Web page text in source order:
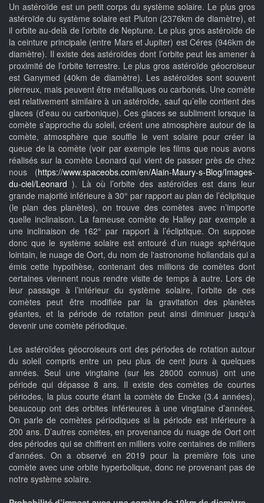
Un astéroïde est un petit corps du système solaire. Le plus gros
astéroïde du système solaire est Pluton (2376km de diamètre), et
il orbite au-delà de l’orbite de Neptune. Le plus gros astéroïde de
la ceinture principale (entre Mars et Jupiter) est Céres (946km de
diamètre). Il existe des astéroïdes dont l’orbite peut les amener à
proximité de l’orbite terrestre. Le plus gros astéroïde géocroiseur
est Ganymed (40km de diamètre). Les astéroïdes sont souvent
pierreux, mais peuvent être métalliques ou carbonés. Une comète
est relativement similaire à un astéroïde, sauf qu’elle contient des
glaces (d’eau ou carbonique). Ces glaces se subliment lorsque la
comète s’approche du soleil, créent une atmosphère autour de la
comète, atmosphère que souffle le vent solaire pour créer la
queue de la comète (voir par exemple les films que nous avons
réalisés sur la comète Leonard qui vient de passer près de chez
nous (https://www.spaceobs.com/en/Alain-Maury-s-Blog/Images-
du-ciel/Leonard ). Là où l’orbite des astéroïdes est dans leur
grande majorité inférieure à 30° par rapport au plan de l’écliptique
(le plan des planètes), on trouve des comètes avec n’importe
quelle inclinaison. La fameuse comète de Halley par exemple a
une inclinaison de 162° par rapport à l’écliptique. On suppose
donc que le système solaire est entouré d’un nuage sphérique
lointain, le nuage de Oort, du nom de l'astronome hollandais qui a
émis cette hypothèse, contenant des millions de comètes dont
certaines viennent nous rendre visite de temps à autre. Lors de
leur passage à l’intérieur du système solaire, l’orbite de ces
comètes peut être modifiée par la gravitation des planètes
géantes, et la période de rotation peut ainsi diminuer jusqu'à
devenir une comète périodique.
Les astéroïdes géocroiseurs ont des périodes de rotation autour
du soleil compris entre un peu plus de cent jours à quelques
années. Seul une vingtaine (sur les 28000 connus) ont une
période qui dépasse 8 ans. Il existe des comètes de courtes
périodes, la plus courte étant la comète de Encke (3.4 années),
beaucoup ont des orbites inférieures à une vingtaine d’années.
On parle de comètes périodiques si la période est inférieure à
200 ans. D’autres comètes, en provenance du nuage de Oort ont
des périodes qui se chiffrent en milliers voire centaines de milliers
d’années. On a observé en 2019 pour la première fois une
comète avec une orbite hyperbolique, donc ne provenant pas de
notre système solaire.